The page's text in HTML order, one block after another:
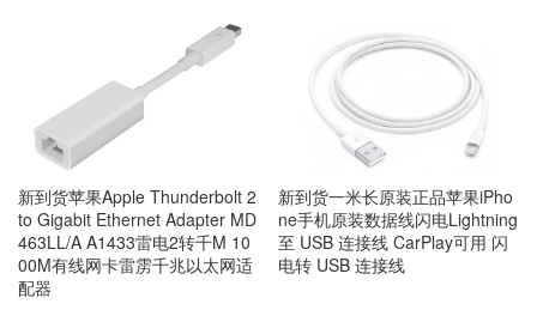
新到货苹果Apple Thunderbolt 2
to Gigabit Ethernet Adapter MD
463LL/A A1433雷电2转千M 10
00M有线网卡雷雳千兆以太网适
配器
新到货一米长原装正品苹果iPho
ne手机原装数据线闪电Lightning
至 USB 连接线 CarPlay可用 闪
电转 USB 连接线